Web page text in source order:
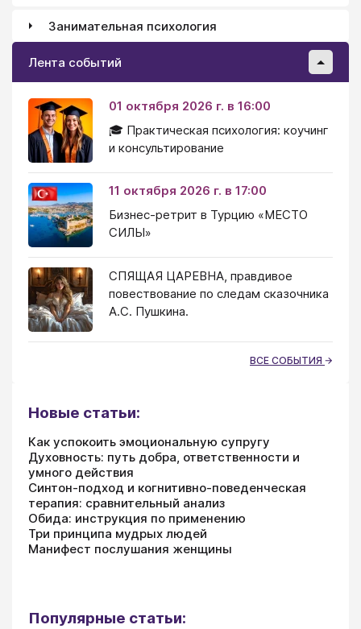
Занимательная психология
Лента событий
01 октября 2026 г. в 16:00
🎓 Практическая психология: коучинг
и консультирование
11 октября 2026 г. в 17:00
Бизнес-ретрит в Турцию «МЕСТО
СИЛЫ»
СПЯЩАЯ ЦАРЕВНА, правдивое
повествование по следам сказочника
А.С. Пушкина.
ВСЕ СОБЫТИЯ
Новые статьи:
Как успокоить эмоциональную супругу
Духовность: путь добра, ответственности и
умного действия
Синтон-подход и когнитивно-поведенческая
терапия: сравнительный анализ
Обида: инструкция по применению
Три принципа мудрых людей
Манифест послушания женщины
Популярные статьи: